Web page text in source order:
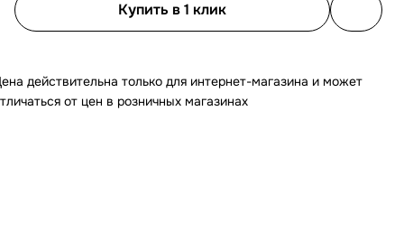
Купить в 1 клик
действительна только для интернет-магазина и может
от цен в розничных магазинах